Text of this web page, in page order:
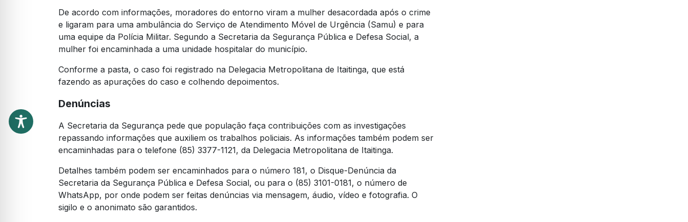
De acordo com informações, moradores do entorno viram a mulher desacordada após o crime
e ligaram para uma ambulância do Serviço de Atendimento Móvel de Urgência (Samu) e para
uma equipe da Polícia Militar. Segundo a Secretaria da Segurança Pública e Defesa Social, a
mulher foi encaminhada a uma unidade hospitalar do município.
Conforme a pasta, o caso foi registrado na Delegacia Metropolitana de Itaitinga, que está
fazendo as apurações do caso e colhendo depoimentos.
Denúncias
A Secretaria da Segurança pede que população faça contribuições com as investigações
repassando informações que auxiliem os trabalhos policiais. As informações também podem ser
encaminhadas para o telefone (85) 3377-1121, da Delegacia Metropolitana de Itaitinga.
Detalhes também podem ser encaminhados para o número 181, o Disque-Denúncia da
Secretaria da Segurança Pública e Defesa Social, ou para o (85) 3101-0181, o número de
WhatsApp, por onde podem ser feitas denúncias via mensagem, áudio, vídeo e fotografia. O
sigilo e o anonimato são garantidos.